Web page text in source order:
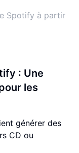
Spotify à partir
: Une
les
générer des
CD ou